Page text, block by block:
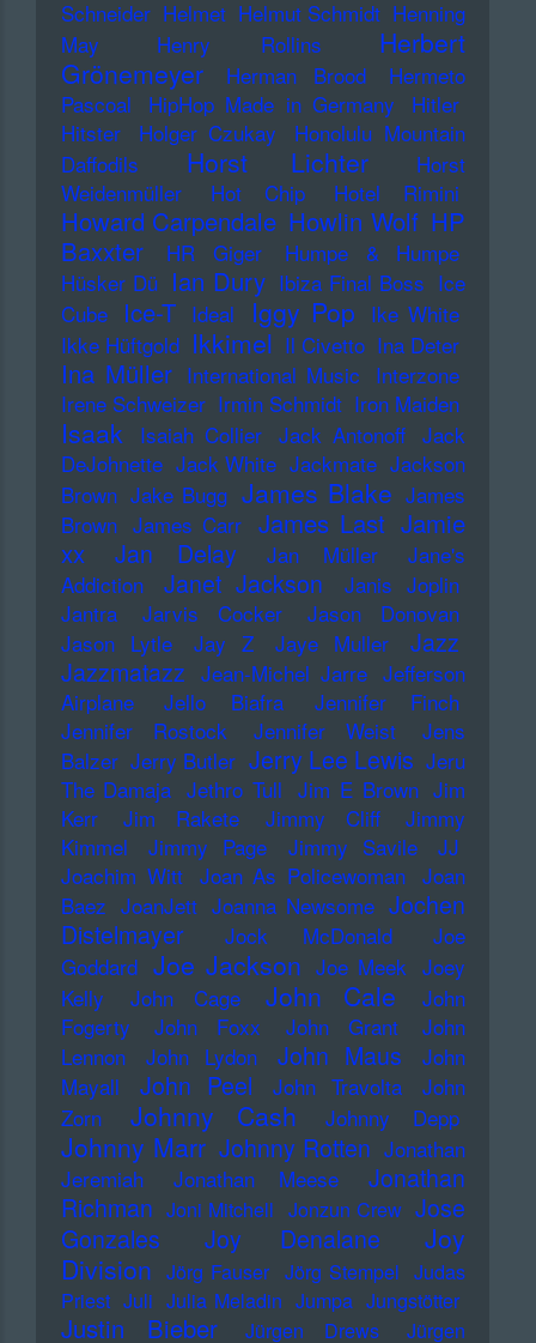
Schneider Helmet Helmut Schmidt Henning
May
Henry Rollins
Herbert
Grönemeyer
Herman Brood
Hermeto
Pascoal
HipHop Made in Germany
Hitler
Hitster
Holger Czukay
Honolulu Mountain
Daffodils
Horst Lichter
Horst
Weidenmüller
Hot Chip Hotel Rimini
Howard Carpendale Howlin Wolf HP
Baxxter
HR Giger
Humpe & Humpe
Hüsker Dü Ian Dury Ibiza Final Boss Ice
Cube
Ice-T Ideal Iggy Pop Ike White
Ikke Hüftgold Ikkimel Il Civetto Ina Deter
Ina Müller International Music Interzone
Irene Schweizer Irmin Schmidt Iron Maiden
Isaak Isaiah Collier Jack Antonoff Jack
DeJohnette Jack White Jackmate Jackson
Brown Jake Bugg James Blake James
Brown James Carr James Last Jamie
xx
Jan Delay Jan Müller
Jane's
Addiction
Janet Jackson
Janis Joplin
Jantra
Jarvis Cocker
Jason Donovan
Jason Lytle
Jay Z Jaye Muller
Jazz
Jazzmatazz Jean-Michel Jarre Jefferson
Airplane
Jello Biafra
Jennifer Finch
Jennifer Rostock
Jennifer Weist
Jens
Balzer Jerry Butler Jerry Lee Lewis Jeru
The Damaja Jethro Tull Jim E Brown Jim
Kerr
Jim Rakete Jimmy Cliff
Jimmy
Kimmel
Jimmy Page Jimmy Savile
JJ
Joachim Witt Joan As Policewoman Joan
Baez JoanJett Joanna Newsome Jochen
Distelmayer
Jock McDonald
Joe
Goddard Joe Jackson Joe Meek Joey
Kelly
John Cage John Cale
John
Fogerty
John Foxx John Grant
John
Lennon
John Lydon John Maus
John
Mayall
John Peel John Travolta
John
Zorn
Johnny Cash Johnny Depp
Johnny Marr Johnny Rotten Jonathan
Jeremiah
Jonathan Meese
Jonathan
Richman Joni Mitchell Jonzun Crew Jose
Gonzales
Joy Denalane
Joy
Division Jörg Fauser Jörg Stempel Judas
Priest Juli Julia Meladin Jumpa Jungstötter
Justin Bieber Jürgen Drews
Jürgen